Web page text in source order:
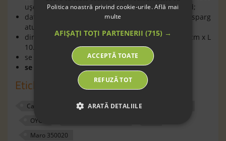
uşor de manevrat atunci când sunt pline cu lichid;
datorită materialului moale, acestea nu se sparg
atunci când cad pe jos;
dimensiuni: h 7.5 cm x L 10.6 cm x l 7 cm / h 6.5 cm x L
10.8 cm x l 7 cm;
se pot folosi în cuptor sau cuptor cu microunde;
se poate spăla în maşina de spălat vase
Etichete
Cană din silicon cu mâner diversificare
OYOY
Maro 350020
Politica noastră privind cookie-urile.Află mai
multe
AFIȘAȚI TOȚI PARTENERII (715) →
ACCEPTĂ TOATE
REFUZĂ TOT
ARATĂ DETALIILE